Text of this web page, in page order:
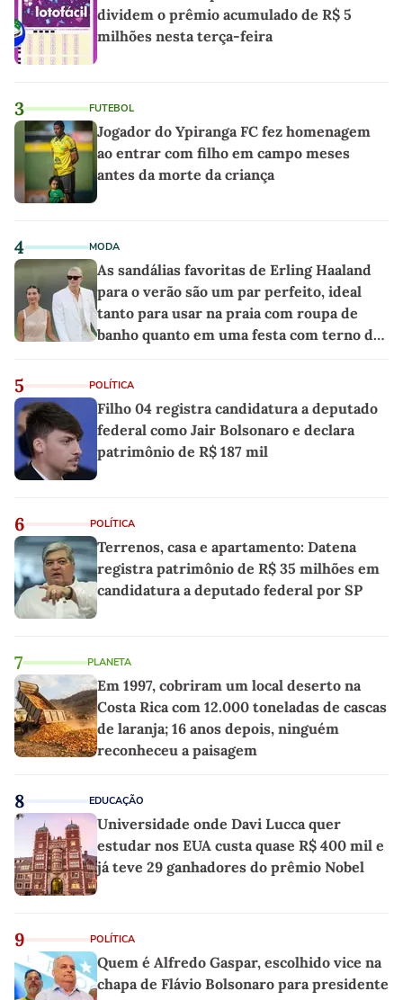
dividem o prêmio acumulado de R$ 5
milhões nesta terça-feira
3 FUTEBOL
Jogador do Ypiranga FC fez homenagem
ao entrar com filho em campo meses
antes da morte da criança
4 MODA
As sandálias favoritas de Erling Haaland
para o verão são um par perfeito, ideal
tanto para usar na praia com roupa de
banho quanto em uma festa com terno de
5 POLÍTICA
Filho 04 registra candidatura a deputado
federal como Jair Bolsonaro e declara
patrimônio de R$ 187 mil
6 POLÍTICA
Terrenos, casa e apartamento: Datena
registra patrimônio de R$ 35 milhões em
candidatura a deputado federal por SP
7 PLANETA
Em 1997, cobriram um local deserto na
Costa Rica com 12.000 toneladas de cascas
de laranja; 16 anos depois, ninguém
reconheceu a paisagem
8 EDUCAÇÃO
Universidade onde Davi Lucca quer
estudar nos EUA custa quase R$ 400 mil e
já teve 29 ganhadores do prêmio Nobel
9 POLÍTICA
Quem é Alfredo Gaspar, escolhido vice na
chapa de Flávio Bolsonaro para presidente